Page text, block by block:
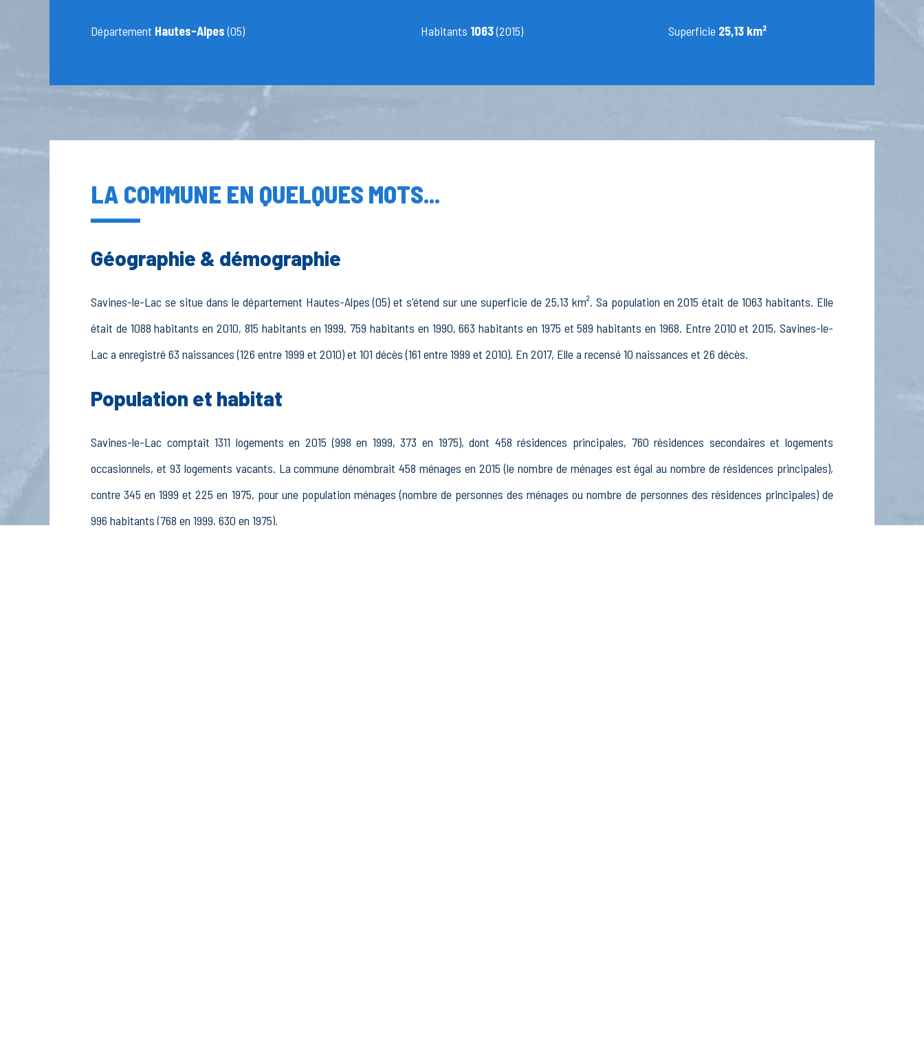
Département Hautes-Alpes(05) Habitants 1063(2015) Superficie 25,13 km²
LA COMMUNE EN QUELQUES MOTS...
Géographie & démographie
Savines-le-Lac se situe dans le département Hautes-Alpes (05) et s'étend sur une superficie de 25,13 km². Sa population en 2015 était de 1063 habitants. Elle
était de 1088 habitants en 2010, 815 habitants en 1999, 759 habitants en 1990, 663 habitants en 1975 et 589 habitants en 1968. Entre 2010 et 2015, Savines-le-
Lac a enregistré 63 naissances (126 entre 1999 et 2010) et 101 décès (161 entre 1999 et 2010). En 2017, Elle a recensé 10 naissances et 26 décès.
Population et habitat
Savines-le-Lac comptait 1311 logements en 2015 (998 en 1999, 373 en 1975), dont 458 résidences principales, 760 résidences secondaires et logements
occasionnels, et 93 logements vacants. La commune dénombrait 458 ménages en 2015 (le nombre de ménages est égal au nombre de résidences principales),
contre 345 en 1999 et 225 en 1975, pour une population ménages (nombre de personnes des ménages ou nombre de personnes des résidences principales) de
996 habitants (768 en 1999, 630 en 1975).